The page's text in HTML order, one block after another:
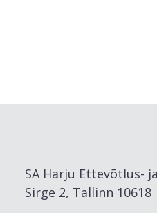
SA Harju Ettevõtlus-
Sirge 2, Tallinn 10618